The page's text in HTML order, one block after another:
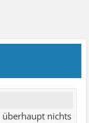
überhaupt nichts